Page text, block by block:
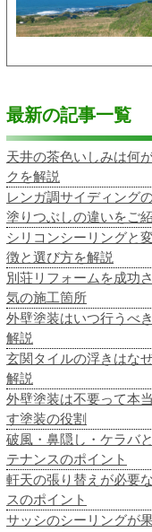
最新の記事一覧
天井の茶色いしみは何
クを解説
レンガ調サイディング
塗りつぶしの違いをご
シリコンシーリングと
徴と選び方を解説
別荘リフォームを成功
気の施工箇所
外壁塗装はいつ行うべ
解説
玄関タイルの浮きはな
解説
外壁塗装は不要って本
す塗装の役割
破風・鼻隠し・ケラバ
テナンスのポイント
軒天の張り替えが必要
スのポイント
サッシのシーリングが